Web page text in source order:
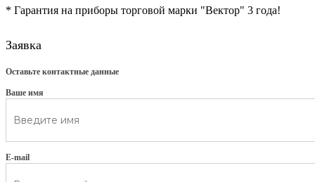
* Гарантия на приборы торговой марки "Вектор" 3 года!
Заявка
Оставьте контактные данные
Ваше имя
E-mail